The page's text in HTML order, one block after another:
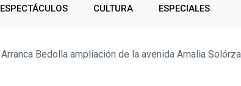
ESPECTÁCULOS CULTURA ESPECIALES
Arranca Bedolla ampliación de la avenida Amalia